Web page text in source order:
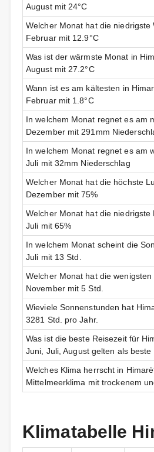
August mit 24°C
Welcher Monat hat die
Februar mit 12.9°C
Was ist der wärmste Monat in
August mit 27.2°C
Wann ist es am kältesten in
Februar mit 1.8°C
In welchem Monat regnet es am
Dezember mit 291mm
In welchem Monat regnet es am
Juli mit 32mm Niederschlag
Welcher Monat hat die höchste
Dezember mit 75%
Welcher Monat hat die niedrigste
Juli mit 65%
In welchem Monat scheint die
Juli mit 13 Std.
Welcher Monat hat die
November mit 5 Std.
Wieviele Sonnenstunden hat
3281 Std. pro Jahr.
Was ist die beste Reisezeit für
Juni, Juli, August gelten als beste
Welches Klima herrscht in
Mittelmeerklima mit trockenem
Klimatabelle